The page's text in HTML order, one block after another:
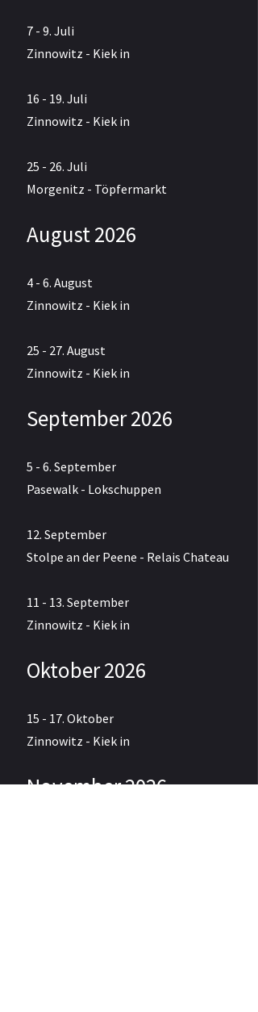
7 - 9. Juli
Zinnowitz - Kiek in
16 - 19. Juli
Zinnowitz - Kiek in
25 - 26. Juli
Morgenitz - Töpfermarkt
August 2026
4 - 6. August
Zinnowitz - Kiek in
25 - 27. August
Zinnowitz - Kiek in
September 2026
5 - 6. September
Pasewalk - Lokschuppen
12. September
Stolpe an der Peene - Relais Chateau
11 - 13. September
Zinnowitz - Kiek in
Oktober 2026
15 - 17. Oktober
Zinnowitz - Kiek in
November 2026